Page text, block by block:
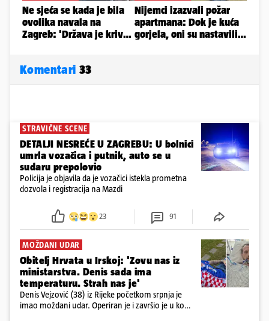
Komentari 33
STRAVIČNE SCENE
DETALJI NESREĆE U ZAGREBU: U bolnici
umrla vozačica i putnik, auto se u
sudaru prepolovio
Policija je objavila da je vozačici istekla prometna
dozvola i registracija na Mazdi
23 91
MOŽDANI UDAR
Obitelj Hrvata u Irskoj: 'Zovu nas iz
ministarstva. Denis sada ima
temperaturu. Strah nas je'
Denis Vejzović (38) iz Rijeke početkom srpnja je
imao moždani udar. Operiran je i završio je u komi.